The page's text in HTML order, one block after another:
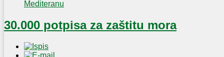
Mediteranu
30.000 potpisa za zaštitu mora